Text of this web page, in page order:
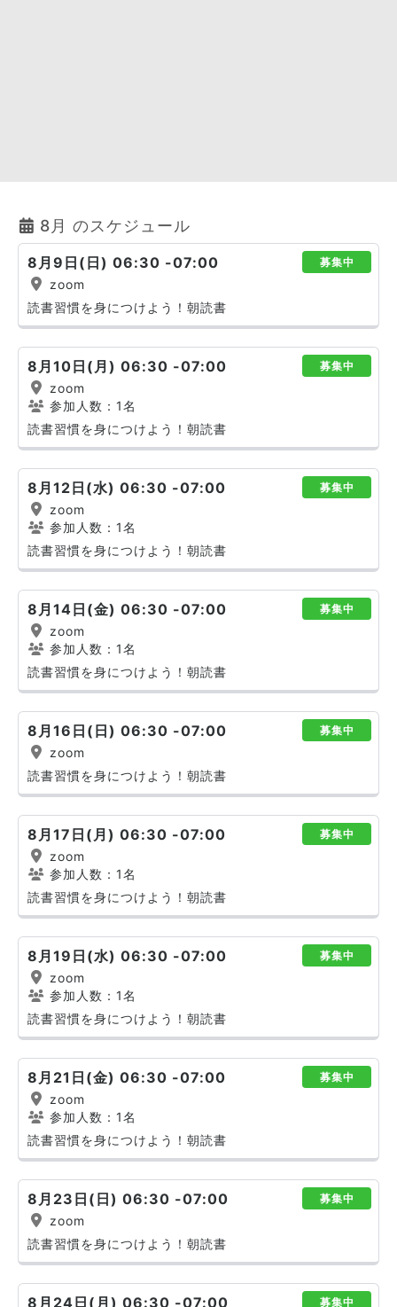
8月 のスケジュール
8月9日(日) 06:30 -07:00 募集中
zoom
読書習慣を身につけよう！朝読書
8月10日(月) 06:30 -07:00 募集中
zoom
参加人数：1名
読書習慣を身につけよう！朝読書
8月12日(水) 06:30 -07:00 募集中
zoom
参加人数：1名
読書習慣を身につけよう！朝読書
8月14日(金) 06:30 -07:00 募集中
zoom
参加人数：1名
読書習慣を身につけよう！朝読書
8月16日(日) 06:30 -07:00 募集中
zoom
読書習慣を身につけよう！朝読書
8月17日(月) 06:30 -07:00 募集中
zoom
参加人数：1名
読書習慣を身につけよう！朝読書
8月19日(水) 06:30 -07:00 募集中
zoom
参加人数：1名
読書習慣を身につけよう！朝読書
8月21日(金) 06:30 -07:00 募集中
zoom
参加人数：1名
読書習慣を身につけよう！朝読書
8月23日(日) 06:30 -07:00 募集中
zoom
読書習慣を身につけよう！朝読書
8月24日(月) 06:30 -07:00 募集中